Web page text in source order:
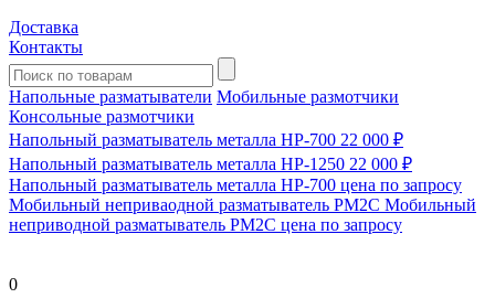
Доставка
Контакты
Напольные разматыватели Мобильные размотчики
Консольные размотчики
Напольный разматыватель металла HP-700 22 000 ₽
Напольный разматыватель металла HP-1250 22 000 ₽
Напольный разматыватель металла HP-700 цена по запросу
Мобильный непривaодной разматыватель РМ2С Мобильный
неприводной разматыватель РМ2С цена по запросу
0